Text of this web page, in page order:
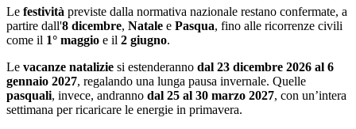
Le festività previste dalla normativa nazionale restano confermate, a
partire dall'8 dicembre, Natale e Pasqua, fino alle ricorrenze civili
come il 1° maggio e il 2 giugno.
Le vacanze natalizie si estenderanno dal 23 dicembre 2026 al 6
gennaio 2027, regalando una lunga pausa invernale. Quelle
pasquali, invece, andranno dal 25 al 30 marzo 2027, con un’intera
settimana per ricaricare le energie in primavera.